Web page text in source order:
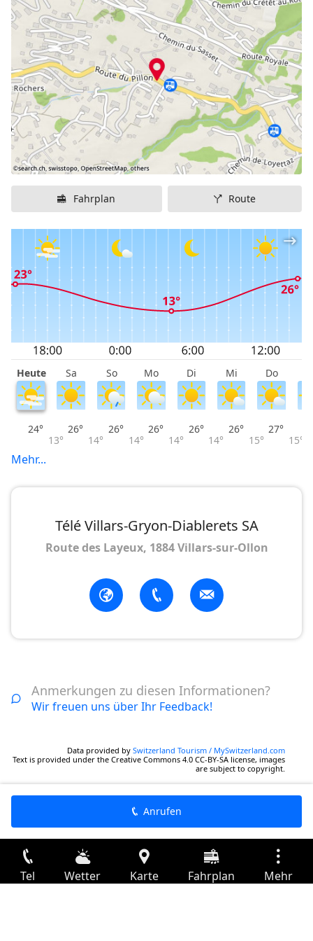
Beleuchtung kann die Strecke auch für Nachtfahrten
genutzt werden.
p.p1 {margin: 0.0px 0.0px 0.0px 0.0px; font: 12.0px
Helvetica}
Informationen
Startort:La Jorasse (1650 m.ü. Meer)
Erreichbarkeit Startort:Sessellift
Les Vioz (1180 m.ü. Meer)
Länge:1.6 km
Höhendifferenz: 470 Meter
28% (durchschnittlich), 33% (maximal)
Schwierigkeitsgrad: mittel (normale Piste)
Verpflegungsmöglichkeiten:
unterwegs, am Ziel
(Buvette de la Jorasse, Restaurant des Vioz)
Fahrplan Route
Heute Sa So Mo Di Mi Do
24°
13°
26°
14°
26°
14°
26°
14°
26°
14°
26°
15°
27°
15°
Mehr...
Télé Villars-Gryon-Diablerets SA
Route des Layeux, 1884 Villars-sur-Ollon
Anmerkungen zu diesen Informationen?
Wir freuen uns über Ihr Feedback!
Data provided by Switzerland Tourism / MySwitzerland.com
Text is provided under the Creative Commons 4.0 CC-BY-SA license, images
are subject to copyright.
Anrufen
Tel Wetter Karte Fahrplan Mehr